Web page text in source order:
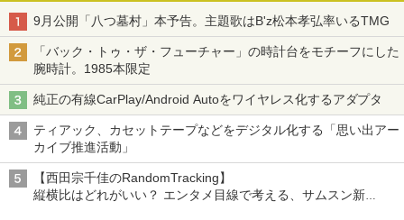
9月公開「八つ墓村」本予告。主題歌はB'z松本孝弘率いるTMG
「バック・トゥ・ザ・フューチャー」の時計台をモチーフにした
腕時計。1985本限定
純正の有線CarPlay/Android Autoをワイヤレス化するアダプタ
ティアック、カセットテープなどをデジタル化する「思い出アー
カイブ推進活動」
【西田宗千佳のRandomTracking】
縦横比はどれがいい？ エンタメ目線で考える、サムスン新